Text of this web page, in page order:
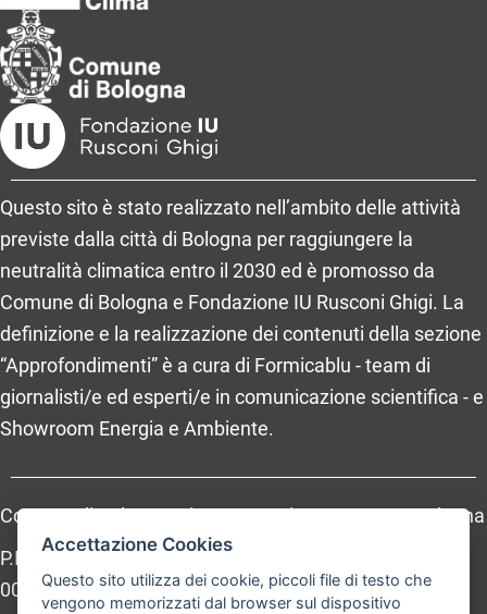
Questo sito è stato realizzato nell’ambito delle attività
previste dalla città di Bologna per raggiungere la
neutralità climatica entro il 2030 ed è promosso da
Comune di Bologna e Fondazione IU Rusconi Ghigi. La
definizione e la realizzazione dei contenuti della sezione
“Approfondimenti” è a cura di Formicablu - team di
giornalisti/e ed esperti/e in comunicazione scientifica - e
Showroom Energia e Ambiente.
Comune di Bologna, Piazza Maggiore, 6 - 40124 Bologna
P.Iva: 01232710374 - Cod. IBAN: IT 88 R 02008 02435
000020067156
Accettazione Cookies
Questo sito utilizza dei cookie, piccoli file di testo che
vengono memorizzati dal browser sul dispositivo